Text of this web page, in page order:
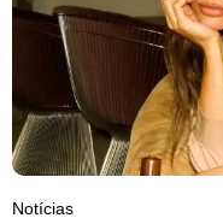
Notícias